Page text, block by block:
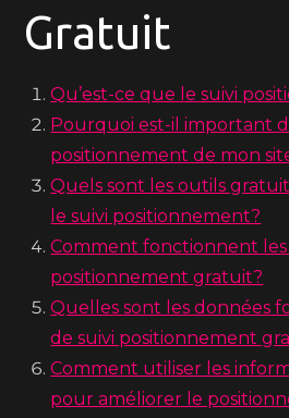
Gratuit
Qu’est-ce que le suivi
Pourquoi est-il important
positionnement de mon
Quels sont les outils
le suivi positionnement?
Comment fonctionnent les
positionnement gratuit?
Quelles sont les données
de suivi positionnement
Comment utiliser les
pour améliorer le